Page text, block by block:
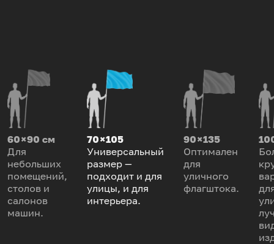
60 × 90 см
Для
небольших
помещений,
столов и
салонов
машин.
70 × 105
Универсальный
размер —
подходит и для
улицы, и для
интерьера.
90 × 135
Оптимален
для
уличного
флагштока.